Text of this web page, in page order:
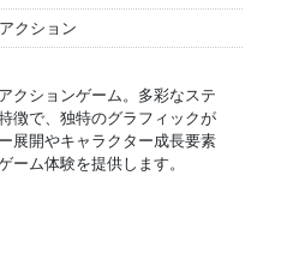
アクション
クションゲーム。多彩なステ
徴で、独特のグラフィックが
展開やキャラクター成長要素
ーム体験を提供します。